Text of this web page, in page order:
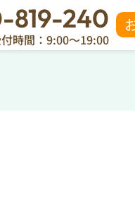
819-240
時間：9:00～19:00